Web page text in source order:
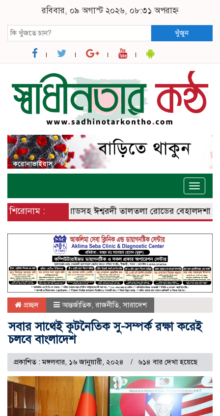
রবিবার, ০৯ অগাস্ট ২০২৬, ০৮:৩১ অপরাহ্ন
খুঁজুন
Toggle
শিরোনাম :
– বানেশ্বর রোডসহ ঈশ্বরদী তালতলা রোডের বেহালদশা
প্রচ্ছদ আন্তর্জাতিক, রাজনীতি,সারাদেশ
সবার সাথেই কূটনৈতিক সু-সম্পর্ক রক্ষা করেই
চলবে বাংলাদেশ
প্রকাশিত : মঙ্গলবার, ১৬ জানুয়ারী, ২০২৪ ৬১৪ বার দেখা হয়েছে